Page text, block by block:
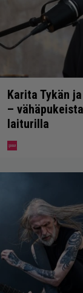
Karita Tykän
–
laiturilla